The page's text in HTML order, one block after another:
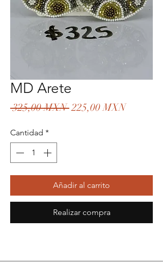
MD Arete
325,00 MXN Precio
225,00 MXNPrecio
Cantidad *
Añadir al carrito
Realizar compra